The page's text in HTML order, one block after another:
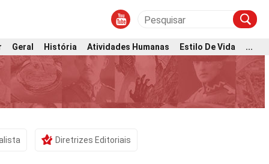
Geral História Atividades Humanas Estilo De Vida
...
Diretrizes Editoriais